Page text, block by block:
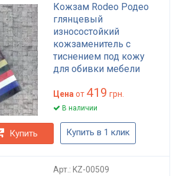
Кожзам Rodeo Родео
глянцевый
износостойкий
кожзаменитель с
тиснением под кожу
для обивки мебели
HoReCa 50000 циклов
черный беж
Цена от 419 грн.
В наличии
Купить Купить в 1 клик
Арт.: KZ-00509